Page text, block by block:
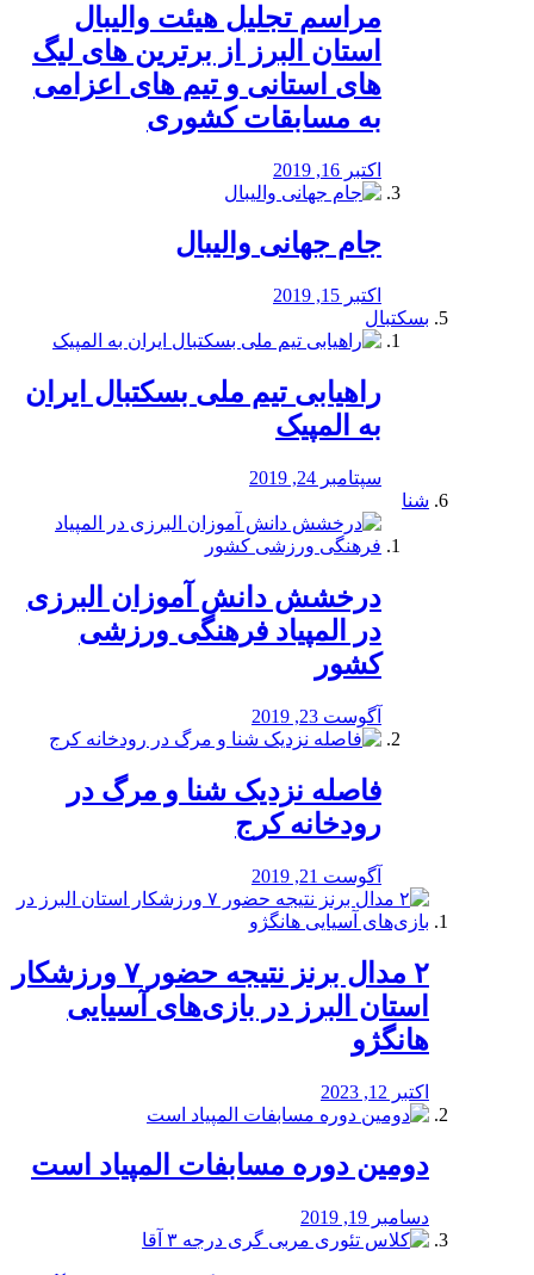
مراسم تجلیل هیئت والیبال
استان البرز از برترین های لیگ
های استانی و تیم های اعزامی
به مسابقات کشوری
اکتبر 16, 2019
جام جهانی والیبال
اکتبر 15, 2019
بسکتبال
راهیابی تیم ملی بسکتبال ایران
به المپیک
سپتامبر 24, 2019
شنا
درخشش دانش آموزان البرزی
در المپیاد فرهنگی ورزشی
کشور
آگوست 23, 2019
️فاصله نزدیک شنا و مرگ در
رودخانه کرج
آگوست 21, 2019
۲ مدال برنز نتیجه حضور ۷ ورزشکار
استان البرز در بازی‌های آسیایی
هانگژو
اکتبر 12, 2023
دومین دوره مسابفات المپیاد است
دسامبر 19, 2019